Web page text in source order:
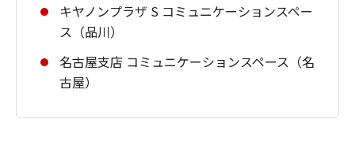
キヤノンプラザ S コミュニケーションスペー
ス（品川）
名古屋支店 コミュニケーションスペース（名
古屋）